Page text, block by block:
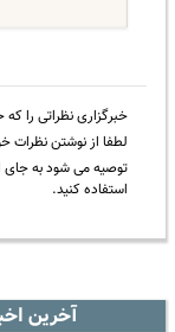
خبرگزاری نظراتی را
لطفا از نوشتن نظرات
توصیه می شود به جای
استفاده کنید.
آخرین